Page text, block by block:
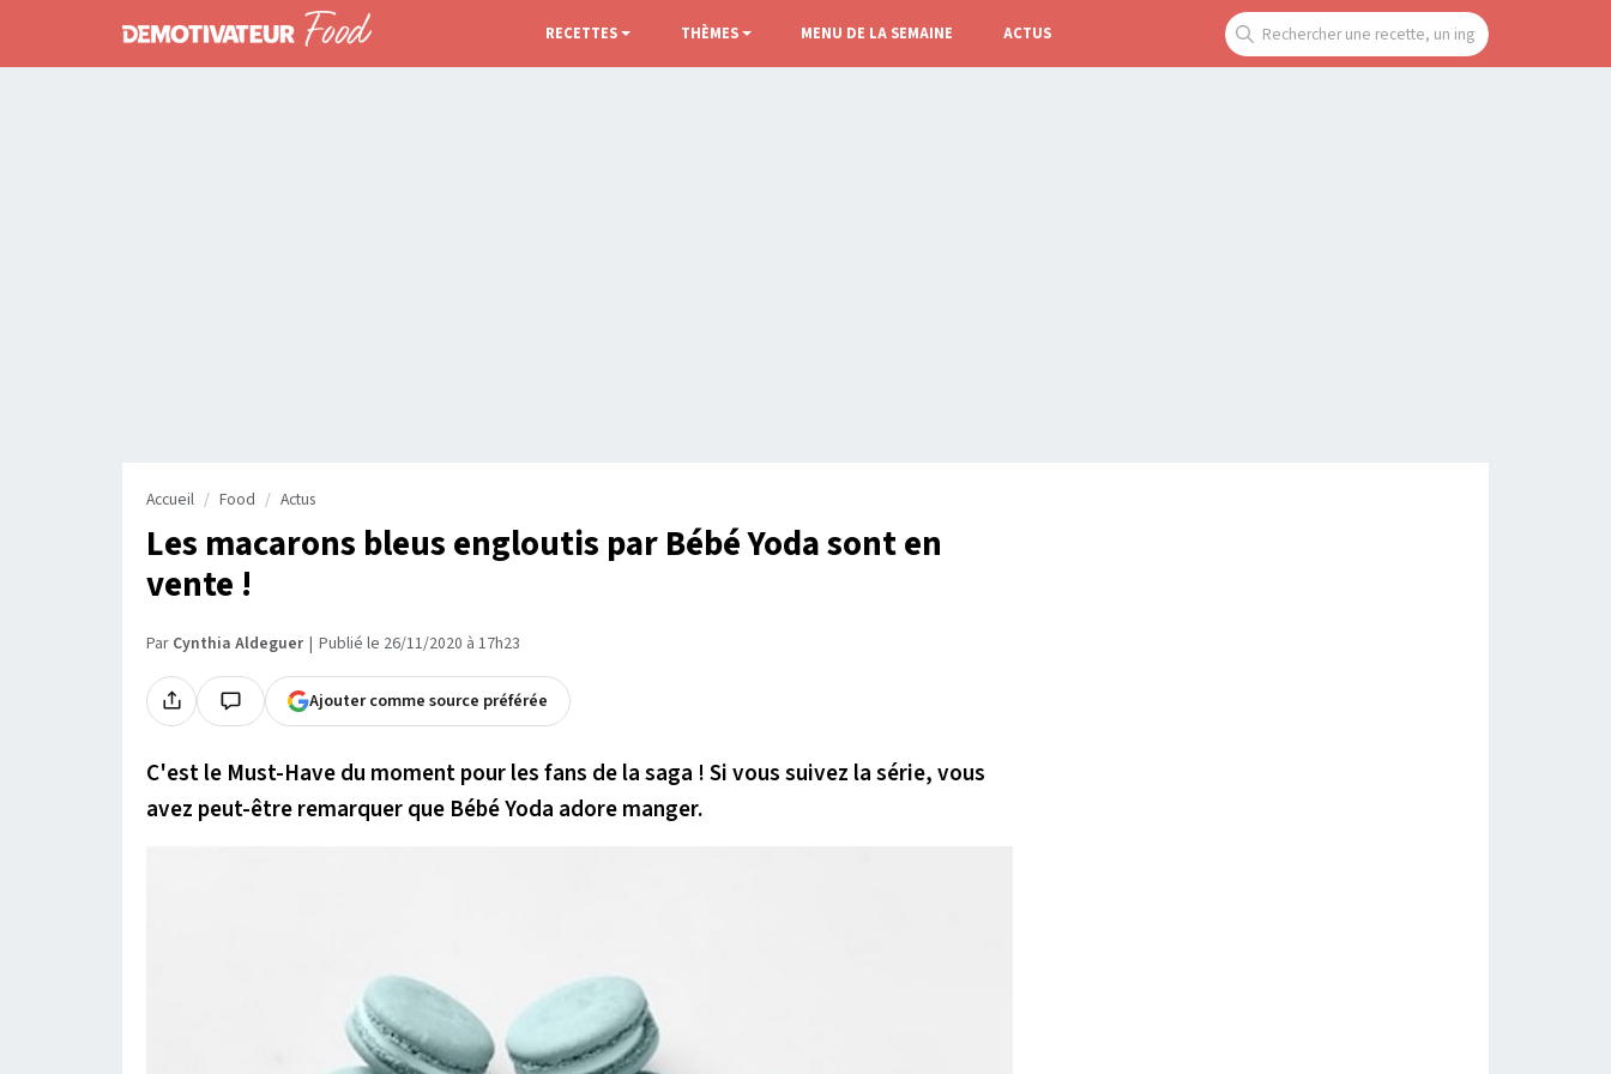
RECETTES THÈMES MENU DE LA SEMAINE ACTUS
Accueil Food Actus
Les macarons bleus engloutis par Bébé Yoda sont en
vente !
Par Cynthia Aldeguer Publié le 26/11/2020 à 17h23
Ajouter comme source préférée
C'est le Must-Have du moment pour les fans de la saga ! Si vous suivez la série, vous
avez peut-être remarquer que Bébé Yoda adore manger.